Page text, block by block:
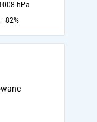
hPa
82%